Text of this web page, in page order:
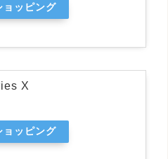
ッピング
X
ッピング